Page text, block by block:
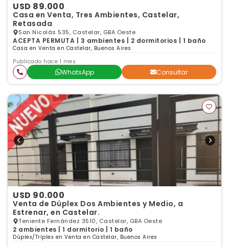
USD 89.000
Casa en Venta, Tres Ambientes, Castelar,
Retasada
San Nicolás 535, Castelar, GBA Oeste
ACEPTA PERMUTA | 3 ambientes | 2 dormitorios | 1 baño
Casa en Venta en Castelar, Buenos Aires
Publicado hace 1 mes
WhatsApp Consultar
USD 90.000
Venta de Dúplex Dos Ambientes y Medio, a
Estrenar, en Castelar.
Teniente Fernández 3510, Castelar, GBA Oeste
2 ambientes | 1 dormitorio | 1 baño
Dúplex/Tríplex en Venta en Castelar, Buenos Aires